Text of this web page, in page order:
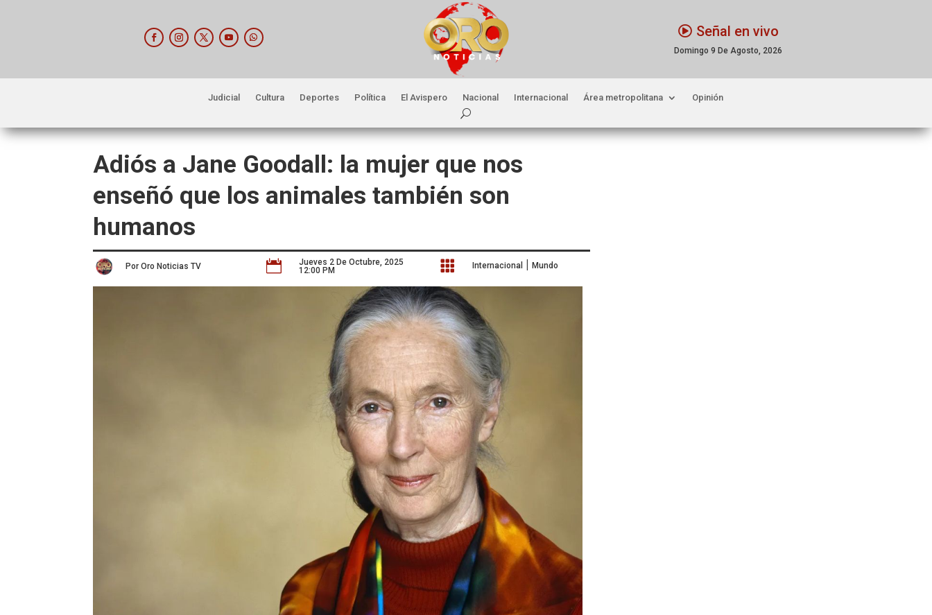
Señal en vivo
Domingo 9 De Agosto, 2026
Judicial Cultura Deportes Política El Avispero Nacional Internacional Área metropolitana Opinión
Adiós a Jane Goodall: la mujer que nos
enseñó que los animales también son
humanos
Por Oro Noticias TV 
Jueves 2 De Octubre, 2025
12:00 PM
 Internacional |Mundo